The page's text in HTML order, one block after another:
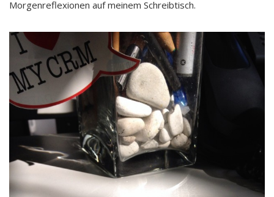
Morgenreflexionen auf meinem Schreibtisch.